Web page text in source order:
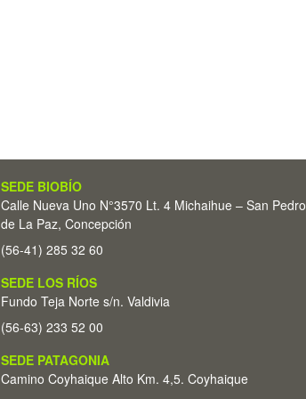
SEDE BIOBÍO
Calle Nueva Uno N°3570 Lt. 4 Michaihue – San Pedro
de La Paz, Concepción
(56-41) 285 32 60
SEDE LOS RÍOS
Fundo Teja Norte s/n. Valdivia
(56-63) 233 52 00
SEDE PATAGONIA
Camino Coyhaique Alto Km. 4,5. Coyhaique